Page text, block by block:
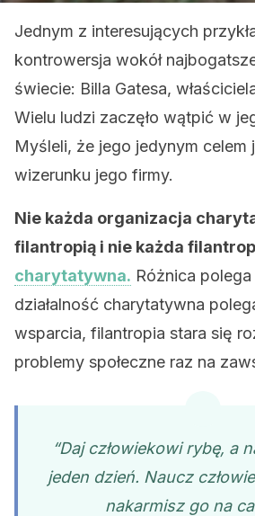
Jednym z interesujących
kontrowersja wokół
świecie: Billa Gatesa,
Wielu ludzi zaczęło wątpić w
Myśleli, że jego jedynym celem
wizerunku jego firmy.
Nie każda organizacja
filantropią i nie każda
charytatywna. Różnica
działalność charytatywna
wsparcia, filantropia stara się
problemy społeczne raz na
“Daj człowiekowi rybę, a
jeden dzień. Naucz
nakarmisz go na